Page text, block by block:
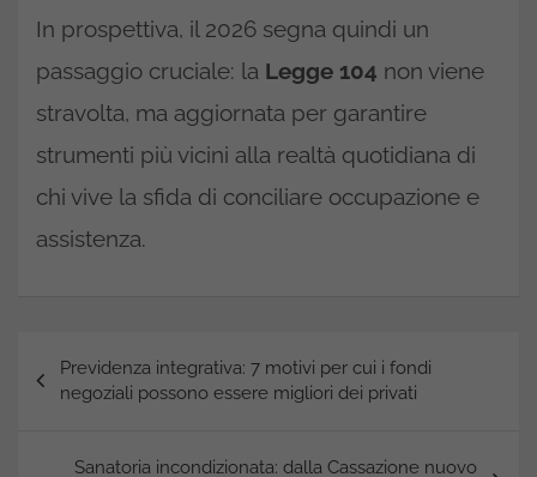
In prospettiva, il 2026 segna quindi un
passaggio cruciale: la Legge 104 non viene
stravolta, ma aggiornata per garantire
strumenti più vicini alla realtà quotidiana di
chi vive la sfida di conciliare occupazione e
assistenza.
Navigazione
articoli
Previdenza integrativa: 7 motivi per cui i fondi
negoziali possono essere migliori dei privati
Sanatoria incondizionata: dalla Cassazione nuovo